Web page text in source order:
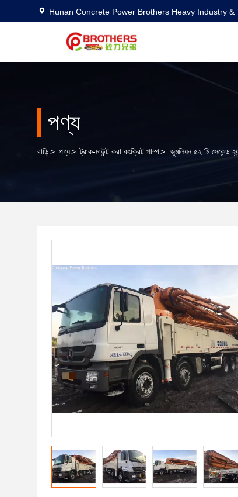
Hunan Concrete Power Brothers Heavy Industry &
পণ্য
বাড়ি> পণ্য> ট্রাক-মাউন্ট করা কংক্রিট পাম্প> জুমলিয়ন ৫২ মি সেকেন্ড